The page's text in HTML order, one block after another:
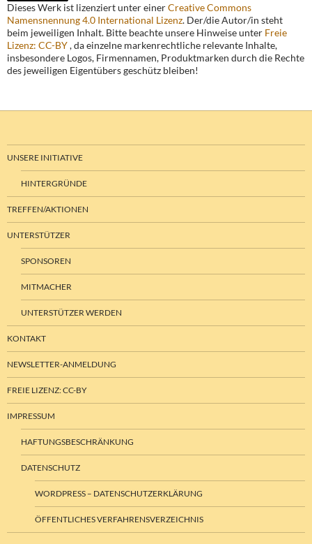
Dieses Werk ist lizenziert unter einerCreative Commons
Namensnennung 4.0 International Lizenz. Der/die Autor/in steht
beim jeweiligen Inhalt. Bitte beachte unsere Hinweise unter Freie
Lizenz: CC-BY, da einzelne markenrechtliche relevante Inhalte,
insbesondere Logos, Firmennamen, Produktmarken durch die Rechte
des jeweiligen Eigentübers geschütz bleiben!
UNSERE INITIATIVE
HINTERGRÜNDE
TREFFEN/AKTIONEN
UNTERSTÜTZER
SPONSOREN
MITMACHER
UNTERSTÜTZER WERDEN
KONTAKT
NEWSLETTER-ANMELDUNG
FREIE LIZENZ: CC-BY
IMPRESSUM
HAFTUNGSBESCHRÄNKUNG
DATENSCHUTZ
WORDPRESS – DATENSCHUTZERKLÄRUNG
ÖFFENTLICHES VERFAHRENSVERZEICHNIS